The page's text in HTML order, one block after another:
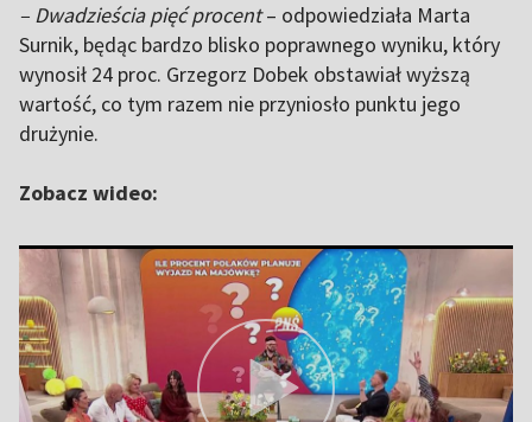
– Dwadzieścia pięć procent– odpowiedziała Marta
Surnik, będąc bardzo blisko poprawnego wyniku, który
wynosił 24 proc. Grzegorz Dobek obstawiał wyższą
wartość, co tym razem nie przyniosło punktu jego
drużynie.
Zobacz wideo: